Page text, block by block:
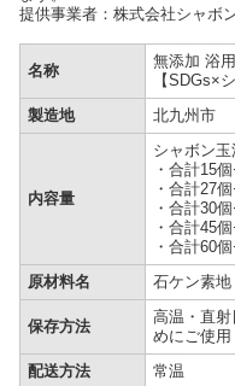
提供事業者：株式会社シャボ
名称
無添加 浴
【SDGs×
製造地
北九州市
内容量
シャボン玉
・合計15
・合計27
・合計30
・合計45
・合計60
原材料名
石ケン素地
保存方法
高温・直
めにご使用
配送方法
常温